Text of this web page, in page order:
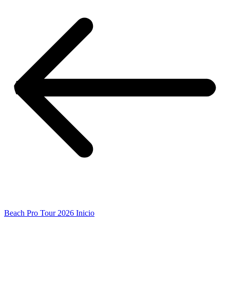
Beach Pro Tour 2026 Inicio